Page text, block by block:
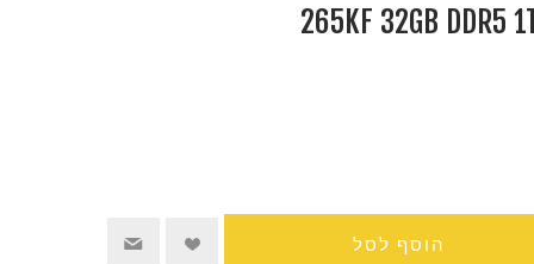
265KF 32GB DDR5
הוסף לסל